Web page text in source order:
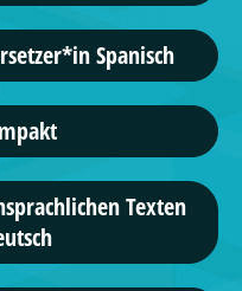
Spanisch
Texten